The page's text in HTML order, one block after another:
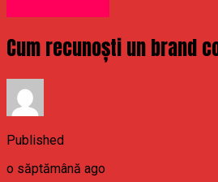
Cum recunoști un brand
Published
o săptămână ago